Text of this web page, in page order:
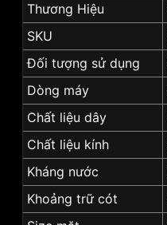
Thương Hiệu
SKU
Đối tượng sử dụng
Dòng máy
Chất liệu dây
Chất liệu kính
Kháng nước
Khoảng trữ cót